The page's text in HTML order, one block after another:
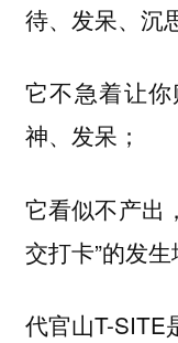
待、发呆、沉
它不急着让
神、发呆；
它看似不产出
交打卡”的发生
代官山T-SITE